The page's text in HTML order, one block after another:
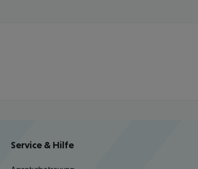
Service & Hilfe